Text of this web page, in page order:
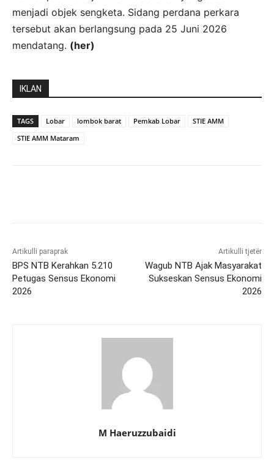
menjadi objek sengketa. Sidang perdana perkara
tersebut akan berlangsung pada 25 Juni 2026
mendatang. (her)
IKLAN
TAGS Lobar lombok barat Pemkab Lobar
STIE AMM
STIE AMM Mataram
Artikulli paraprak
BPS NTB Kerahkan 5.210
Petugas Sensus Ekonomi
2026
Artikulli tjetër
Wagub NTB Ajak Masyarakat
Sukseskan Sensus Ekonomi
2026
M Haeruzzubaidi